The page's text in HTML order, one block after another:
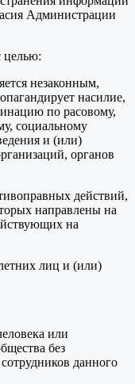
Администрации
целью:
незаконным,
насилие,
по расовому,
социальному
и (или)
органов
действий,
направлены на
на
лиц и (или)
или
без
данного